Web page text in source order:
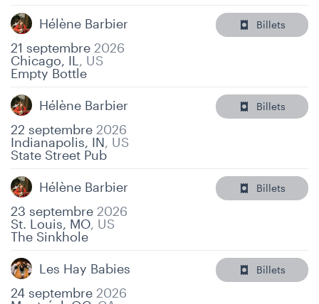
Hélène Barbier
21 septembre 2026
Chicago, IL , US
Empty Bottle
Billets
Hélène Barbier
22 septembre 2026
Indianapolis, IN, US
State Street Pub
Billets
Hélène Barbier
23 septembre 2026
St. Louis, MO, US
The Sinkhole
Billets
Les Hay Babies
24 septembre 2026
Billets